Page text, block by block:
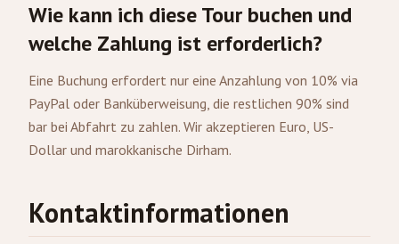
Wie kann ich diese Tour buchen und
welche Zahlung ist erforderlich?
Eine Buchung erfordert nur eine Anzahlung von 10% via
PayPal oder Banküberweisung, die restlichen 90% sind
bar bei Abfahrt zu zahlen. Wir akzeptieren Euro, US-
Dollar und marokkanische Dirham.
Kontaktinformationen